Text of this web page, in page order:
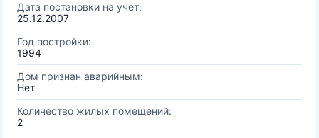
Дата постановки на учёт:
25.12.2007
Год постройки:
1994
Дом признан аварийным:
Нет
Количество жилых помещений:
2